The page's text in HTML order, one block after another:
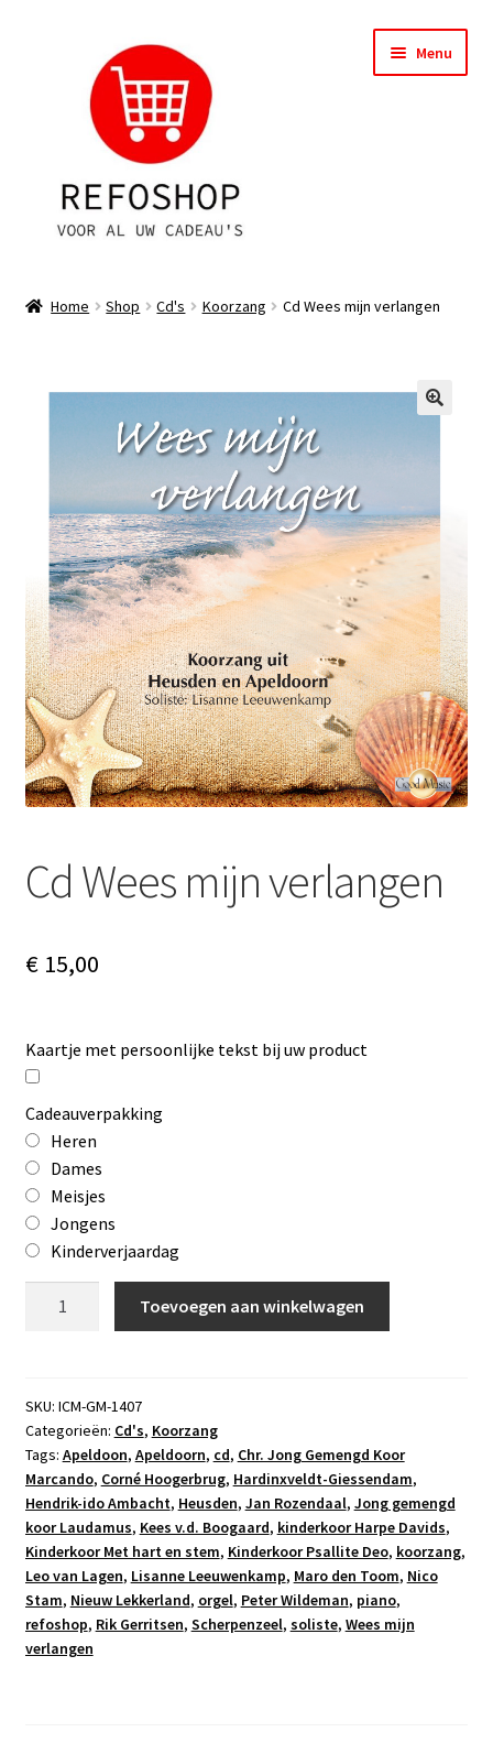
navigatie
Menu
Assortiment
Nieuws
Klantenservice
Retour
Home Shop Cd's Koorzang Cd Wees mijn verlangen
Cd Wees mijn verlangen
€15,00
Kaartje met persoonlijke tekst bij uw product
Cadeauverpakking
Heren
Dames
Meisjes
Jongens
Kinderverjaardag
aantal
Toevoegen aan winkelwagen
SKU: ICM-GM-1407
Categorieën: Cd's, Koorzang
Tags: Apeldoon, Apeldoorn, cd, Chr. Jong Gemengd Koor
Marcando, Corné Hoogerbrug, Hardinxveldt-Giessendam,
Hendrik-ido Ambacht, Heusden, Jan Rozendaal, Jong gemengd
koor Laudamus, Kees v.d. Boogaard, kinderkoor Harpe Davids,
Kinderkoor Met hart en stem, Kinderkoor Psallite Deo, koorzang,
Leo van Lagen, Lisanne Leeuwenkamp, Maro den Toom, Nico
Stam, Nieuw Lekkerland, orgel, Peter Wildeman, piano,
refoshop, Rik Gerritsen, Scherpenzeel, soliste, Wees mijn
verlangen